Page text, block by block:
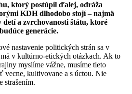
ktorý postúpil ďalej, odráža
KDH dlhodobo stojí – najmä
a zvrchovanosti štátu, ktoré
generácie.
nastavenie politických strán sa v
v kultúrno-etických otázkach. Ak to
myslíme vážne, musíme tieto
vecne, kultivovane a s úctou. Nie
strašením.